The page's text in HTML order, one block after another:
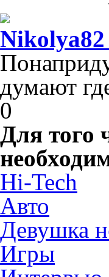
Nikolya82
думают
0
Для того
Hi-Tech
Авто
Девушка
Игры